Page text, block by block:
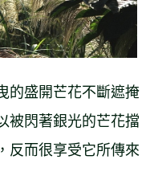
的盛開芒花不斷遮掩
被閃著銀光的芒花擋
反而很享受它所傳來